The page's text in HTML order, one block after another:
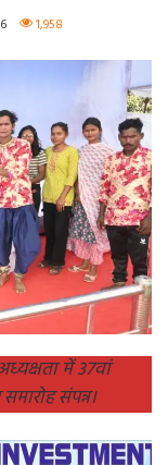
1,958
में 37वां
संपन्न।